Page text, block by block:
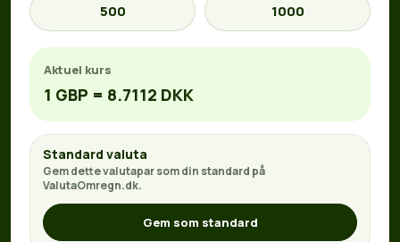
500 1000
Aktuel kurs
1 GBP = 8.7112 DKK
Standard valuta
Gem dette valutapar som din standard på
ValutaOmregn.dk.
Gem som standard